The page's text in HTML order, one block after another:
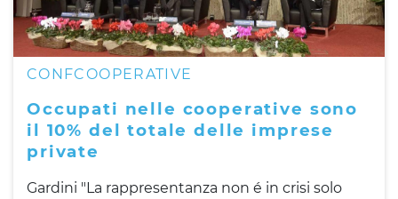
CONFCOOPERATIVE
Occupati nelle cooperative sono
il 10% del totale delle imprese
private
Gardini "La rappresentanza non é in crisi solo